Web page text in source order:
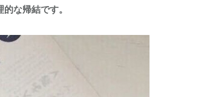
な帰結です。